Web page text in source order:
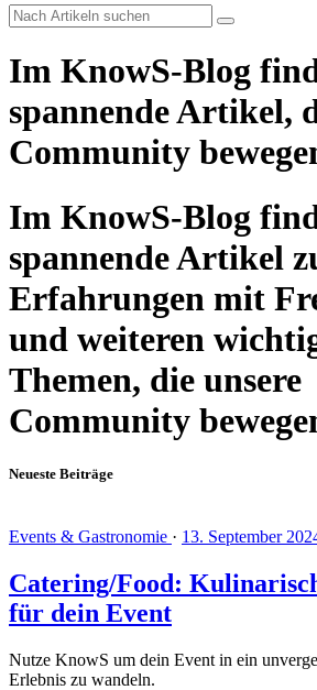
Im KnowS-Blog
spannende Artikel,
Community
Im KnowS-Blog
spannende Artikel
Erfahrungen mit
und weiteren
Themen, die unsere
Community
Neueste Beiträge
Events & Gastronomie · 13. September
Catering/Food:
für dein Event
Nutze KnowS um dein Event in ein
Erlebnis zu wandeln.